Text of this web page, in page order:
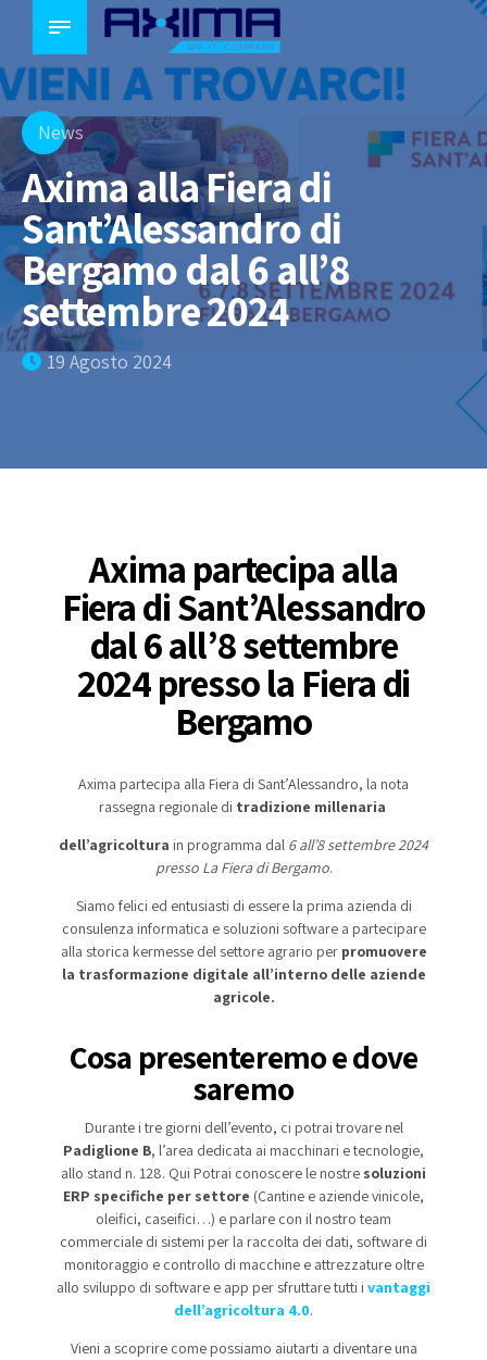
News
Axima alla Fiera di
Sant’Alessandro di
Bergamo dal 6 all’8
settembre 2024
19 Agosto 2024
Axima partecipa alla
Fiera di Sant’Alessandro
dal 6 all’8 settembre
2024 presso la Fiera di
Bergamo
Axima partecipa alla Fiera di Sant’Alessandro, la nota
rassegna regionale di tradizione millenaria
dell’agricoltura in programma dal 6 all’8 settembre 2024
presso La Fiera di Bergamo.
Siamo felici ed entusiasti di essere la prima azienda di
consulenza informatica e soluzioni software a partecipare
alla storica kermesse del settore agrario per promuovere
la trasformazione digitale all’interno delle aziende
agricole.
Cosa presenteremo e dove
saremo
Durante i tre giorni dell’evento, ci potrai trovare nel
Padiglione B, l’area dedicata ai macchinari e tecnologie,
allo stand n. 128. Qui Potrai conoscere le nostre soluzioni
ERP specifiche per settore (Cantine e aziende vinicole,
oleifici, caseifici…) e parlare con il nostro team
commerciale di sistemi per la raccolta dei dati, software di
monitoraggio e controllo di macchine e attrezzature oltre
allo sviluppo di software e app per sfruttare tutti i vantaggi
dell’agricoltura 4.0.
Vieni a scoprire come possiamo aiutarti a diventare una